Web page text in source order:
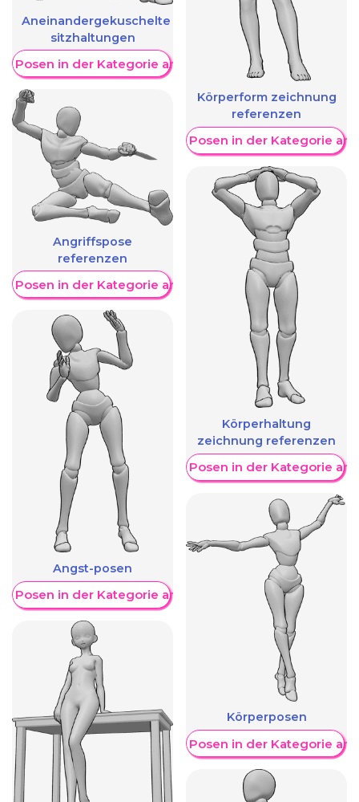
Aneinandergekuschelte
sitzhaltungen
Posen in der Kategorie anzeigen
Angriffspose
referenzen
Posen in der Kategorie anzeigen
Angst-posen
Posen in der Kategorie anzeigen
Körperform zeichnung
referenzen
Weitere Posen in der Kategorie
Körperhaltung
zeichnung referenzen
Weitere Posen in der Kategorie
Körperposen
Weitere Posen in der Kategorie